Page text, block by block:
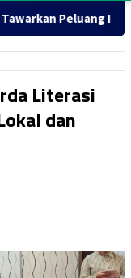
Investasi
Literasi
dan